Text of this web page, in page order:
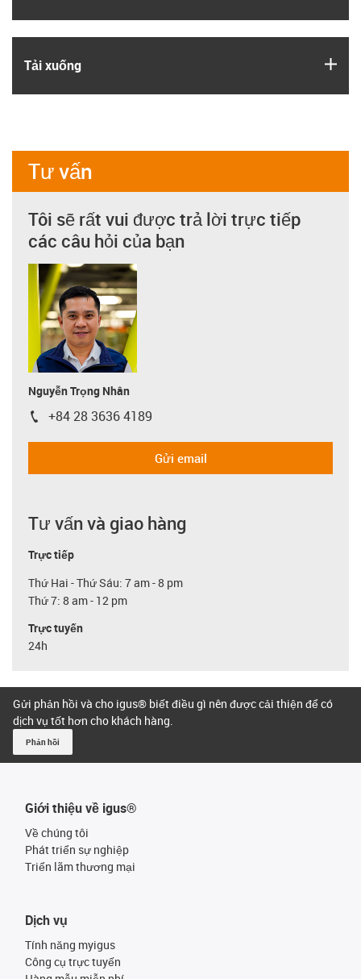
Tải xuống
Tư vấn
Tôi sẽ rất vui được trả lời trực tiếp
các câu hỏi của bạn
Nguyễn Trọng Nhân
igus-icon-phone
+84 28 3636 4189
Gửi email
Tư vấn và giao hàng
Trực tiếp
Thứ Hai - Thứ Sáu: 7 am - 8 pm
Thứ 7: 8 am - 12 pm
Trực tuyến
24h
Gửi phản hồi và cho igus® biết điều gì nên được cải thiện để có
dịch vụ tốt hơn cho khách hàng.
Phản hồi
Giới thiệu về igus®
Về chúng tôi
Phát triển sự nghiệp
Triển lãm thương mại
Dịch vụ
Tính năng myigus
Công cụ trực tuyến